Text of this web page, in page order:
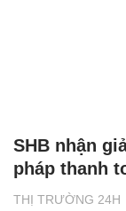
THỊ TRƯỜNG 24H
SHB nhận
pháp thanh